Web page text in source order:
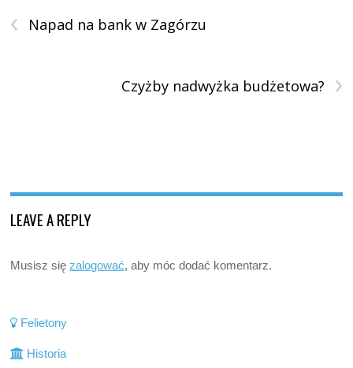
‹ Napad na bank w Zagórzu
›
Czyżby nadwyżka budżetowa?
LEAVE A REPLY
Musisz sięzalogować, aby móc dodać komentarz.
Felietony
Historia